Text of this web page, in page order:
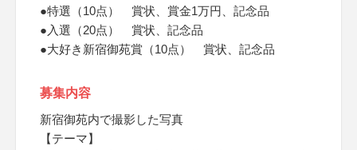
●特選（10点） 賞状、賞金1万円、記念品
●入選（20点） 賞状、記念品
●大好き新宿御苑賞（10点） 賞状、記念品
募集内容
新宿御苑内で撮影した写真
【テーマ】